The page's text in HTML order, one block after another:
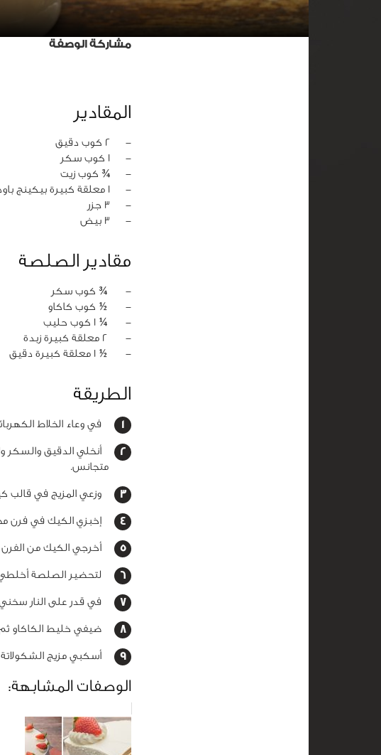
مشاركة الوصفة
المقادير
‏-
2 كوب دقيق
‏-
1 كوب سكر
‏-
¾ كوب زيت
‏-
1 معلقة كبيرة بيكينج باودر
‏-
3 جزر
‏-
3 بيض
مقادير الصلصة
‏-
¾ كوب سكر
‏-
½ كوب كاكاو
‏-
¼ 1 كوب حليب
‏-
2 معلقة كبيرة زبدة
‏-
½ 1 معلقة كبيرة دقيق
الطريقة
في وعاء الخلاط
أنخلي الدقيق والسكر
متجانس.
وزعي المزيج في قالب
إخبزي الكيك في فرن محمى
أخرجي الكيك من الفرن
لتحضير الصلصة أخلطي
في قدر على النار سخني
ضيفي خليط الكاكاو
أسكبي مزيج
الوصفات المشابهة: